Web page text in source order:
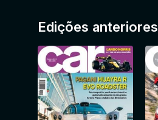
Edições anteriores